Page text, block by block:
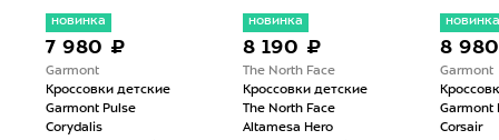
новинка
7 980 ₽
Garmont
Кроссовки детские
Garmont Pulse
Corydalis
новинка
8 190 ₽
The North Face
Кроссовки детские
The North Face
Altamesa Hero
новинка
8
Garmont
Garmont
Corsair